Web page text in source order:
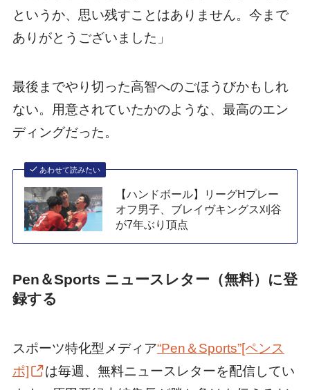
というか、思い残すことはありません。今まで
ありがとうございました」
最後までやり切った高智へのごほうびかもしれ
ない。用意されていたかのような、最高のエン
ディングだった。
あわせて読みたい
【ハンドボール】リーグHプレー
オフ男子、ブレイヴキングス刈谷
が7年ぶり頂点
Pen＆Sports ニュースレター（無料）に登
録する
スポーツ特化型メディア“Pen＆Sports”[ペンス
ポ]
は毎週、無料ニュースレターを配信してい